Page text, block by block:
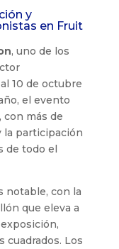
y
en Fruit
, uno de los
10 de octubre
el evento
más de
la participación
de todo el
notable, con la
que eleva a
cuadrados. Los